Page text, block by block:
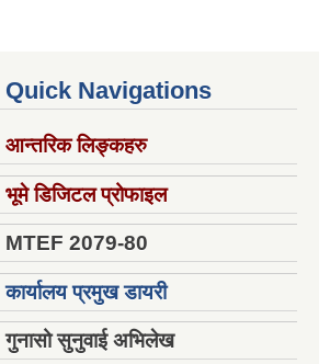
Quick Navigations
आन्तरिक लिङ्कहरु
भूमे डिजिटल प्रोफाइल
MTEF 2079-80
कार्यालय प्रमुख डायरी
गुनासो सुनुवाई अभिलेख